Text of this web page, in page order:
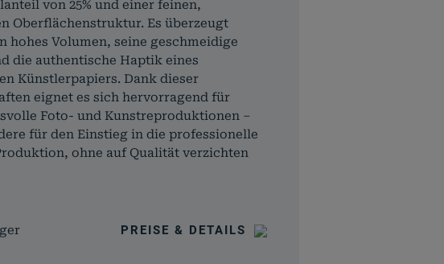
von 25% und einer feinen,
Oberflächenstruktur. Es überzeugt
hohes Volumen, seine geschmeidige
die authentische Haptik eines
Künstlerpapiers. Dank dieser
eignet es sich hervorragend für
Foto- und Kunstreproduktionen –
für den Einstieg in die professionelle
ohne auf Qualität verzichten
PREISE & DETAILS